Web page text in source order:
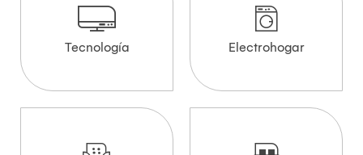
Tecnología Electrohogar